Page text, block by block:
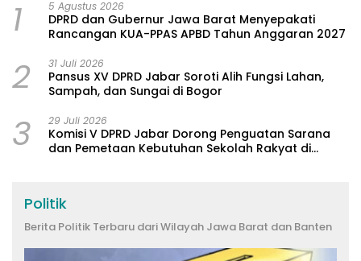
1 5 Agustus 2026
DPRD dan Gubernur Jawa Barat Menyepakati
Rancangan KUA-PPAS APBD Tahun Anggaran 2027
2 31 Juli 2026
Pansus XV DPRD Jabar Soroti Alih Fungsi Lahan,
Sampah, dan Sungai di Bogor
3 29 Juli 2026
Komisi V DPRD Jabar Dorong Penguatan Sarana
dan Pemetaan Kebutuhan Sekolah Rakyat di
Politik
Berita Politik Terbaru dari Wilayah Jawa Barat dan Banten